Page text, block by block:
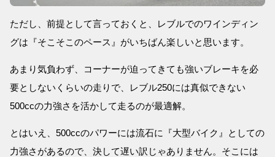
ただし、前提として言っておくと、レブルでのワインディン
グは『そこそこのペース』がいちばん楽しいと思います。
あまり気負わず、コーナーが迫ってきても強いブレーキを必
要としないくらいの走りで、レブル250には真似できない
500ccの力強さを活かして走るのが最適解。
とはいえ、500ccのパワーには流石に『大型バイク』としての
力強さがあるので、決して遅い訳じゃありません。そこには